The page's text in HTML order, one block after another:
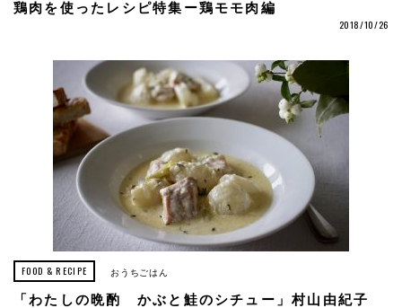
鶏肉を使ったレシピ特集ー鶏モモ肉編
2018/10/26
FOOD & RECIPE おうちごはん
「わたしの晩酌 かぶと鮭のシチュー」村山由紀子